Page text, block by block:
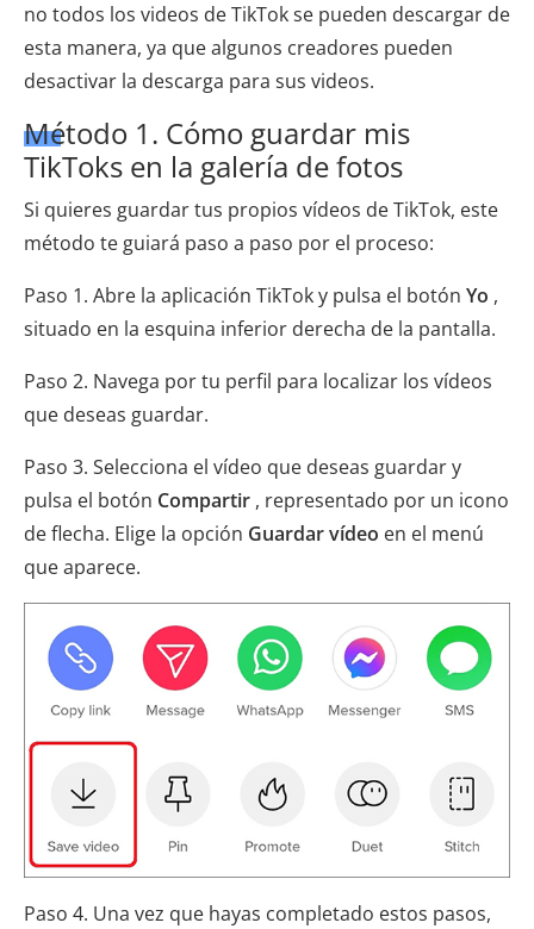
no todos los videos de TikTok se pueden descargar de
esta manera, ya que algunos creadores pueden
desactivar la descarga para sus videos.
Método 1. Cómo guardar mis
TikToks en la galería de fotos
Si quieres guardar tus propios vídeos de TikTok, este
método te guiará paso a paso por el proceso:
Paso 1. Abre la aplicación TikTok y pulsa el botón Yo ,
situado en la esquina inferior derecha de la pantalla.
Paso 2. Navega por tu perfil para localizar los vídeos
que deseas guardar.
Paso 3. Selecciona el vídeo que deseas guardar y
pulsa el botón Compartir , representado por un icono
de flecha. Elige la opción Guardar vídeo en el menú
que aparece.
Paso 4. Una vez que hayas completado estos pasos,